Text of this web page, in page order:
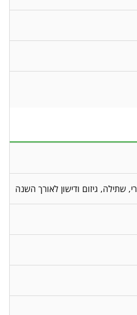
שתילה, גיזום ודישון לאורך השנה